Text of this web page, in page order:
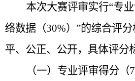
本次大赛评审实行“专
络数据（30%）”的综合评
平、公正、公开，具体评分
（一）专业评审得分（